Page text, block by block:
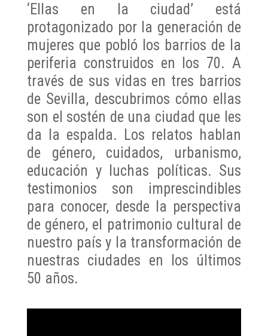
‘Ellas en la ciudad’ está
protagonizado por la generación de
mujeres que pobló los barrios de la
periferia construidos en los 70. A
través de sus vidas en tres barrios
de Sevilla, descubrimos cómo ellas
son el sostén de una ciudad que les
da la espalda. Los relatos hablan
de género, cuidados, urbanismo,
educación y luchas políticas. Sus
testimonios son imprescindibles
para conocer, desde la perspectiva
de género, el patrimonio cultural de
nuestro país y la transformación de
nuestras ciudades en los últimos
50 años.